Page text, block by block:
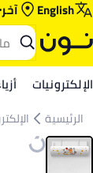
English آخر
الإلكترونيات
الرئيسية